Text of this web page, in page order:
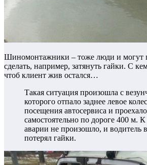
Шиномонтажники – тоже люди и могут
сделать, например, затянуть гайки. С
чтоб клиент жив остался…
Такая ситуация произошла с
которого отпало заднее левое
посещения автосервиса и проехало
самостоятельно по дороге 400 м. К
аварии не произошло, и водитель
потерял гайки.